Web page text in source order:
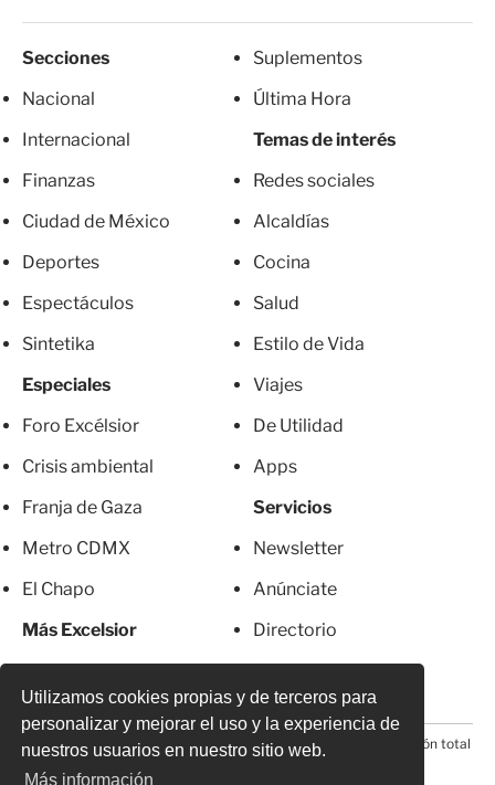
Utilizamos cookies propias y de terceros para
personalizar y mejorar el uso y la experiencia de
nuestros usuarios en nuestro sitio web.
Más información
Secciones
Nacional
Internacional
Finanzas
Ciudad de México
Deportes
Espectáculos
Sintetika
Especiales
Foro Excélsior
Crisis ambiental
Franja de Gaza
Metro CDMX
El Chapo
Más Excelsior
Suplementos
Última Hora
Temas de interés
Redes sociales
Alcaldías
Cocina
Salud
Estilo de Vida
Viajes
De Utilidad
Apps
Servicios
Newsletter
Anúnciate
Directorio
© 2026 Todos los derechos reservados. Prohibida la reproducción total
o parcial, incluyendo cualquier medio electrónico*